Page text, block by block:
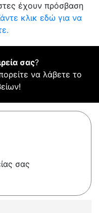
έχουν πρόσβαση
κλικ εδώ για να
σας?
να λάβετε το
σας